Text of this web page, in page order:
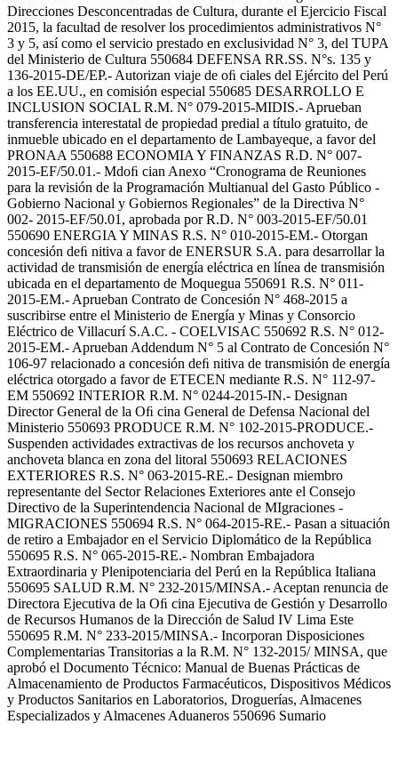
Direcciones Desconcentradas de Cultura, durante el Ejercicio Fiscal
2015, la facultad de resolver los procedimientos administrativos N°
3 y 5, así como el servicio prestado en exclusividad N° 3, del TUPA
del Ministerio de Cultura 550684 DEFENSA RR.SS. N°s. 135 y
136-2015-DE/EP.- Autorizan viaje de oﬁ ciales del Ejército del Perú
a los EE.UU., en comisión especial 550685 DESARROLLO E
INCLUSION SOCIAL R.M. N° 079-2015-MIDIS.- Aprueban
transferencia interestatal de propiedad predial a título gratuito, de
inmueble ubicado en el departamento de Lambayeque, a favor del
PRONAA 550688 ECONOMIA Y FINANZAS R.D. N° 007-
2015-EF/50.01.- Mdoﬁ cian Anexo “Cronograma de Reuniones
para la revisión de la Programación Multianual del Gasto Público -
Gobierno Nacional y Gobiernos Regionales” de la Directiva N°
002- 2015-EF/50.01, aprobada por R.D. N° 003-2015-EF/50.01
550690 ENERGIA Y MINAS R.S. N° 010-2015-EM.- Otorgan
concesión deﬁ nitiva a favor de ENERSUR S.A. para desarrollar la
actividad de transmisión de energía eléctrica en línea de transmisión
ubicada en el departamento de Moquegua 550691 R.S. N° 011-
2015-EM.- Aprueban Contrato de Concesión N° 468-2015 a
suscribirse entre el Ministerio de Energía y Minas y Consorcio
Eléctrico de Villacurí S.A.C. - COELVISAC 550692 R.S. N° 012-
2015-EM.- Aprueban Addendum N° 5 al Contrato de Concesión N°
106-97 relacionado a concesión deﬁ nitiva de transmisión de energía
eléctrica otorgado a favor de ETECEN mediante R.S. N° 112-97-
EM 550692 INTERIOR R.M. N° 0244-2015-IN.- Designan
Director General de la Oﬁ cina General de Defensa Nacional del
Ministerio 550693 PRODUCE R.M. N° 102-2015-PRODUCE.-
Suspenden actividades extractivas de los recursos anchoveta y
anchoveta blanca en zona del litoral 550693 RELACIONES
EXTERIORES R.S. N° 063-2015-RE.- Designan miembro
representante del Sector Relaciones Exteriores ante el Consejo
Directivo de la Superintendencia Nacional de MIgraciones -
MIGRACIONES 550694 R.S. N° 064-2015-RE.- Pasan a situación
de retiro a Embajador en el Servicio Diplomático de la República
550695 R.S. N° 065-2015-RE.- Nombran Embajadora
Extraordinaria y Plenipotenciaria del Perú en la República Italiana
550695 SALUD R.M. N° 232-2015/MINSA.- Aceptan renuncia de
Directora Ejecutiva de la Oﬁ cina Ejecutiva de Gestión y Desarrollo
de Recursos Humanos de la Dirección de Salud IV Lima Este
550695 R.M. N° 233-2015/MINSA.- Incorporan Disposiciones
Complementarias Transitorias a la R.M. N° 132-2015/ MINSA, que
aprobó el Documento Técnico: Manual de Buenas Prácticas de
Almacenamiento de Productos Farmacéuticos, Dispositivos Médicos
y Productos Sanitarios en Laboratorios, Droguerías, Almacenes
Especializados y Almacenes Aduaneros 550696 Sumario